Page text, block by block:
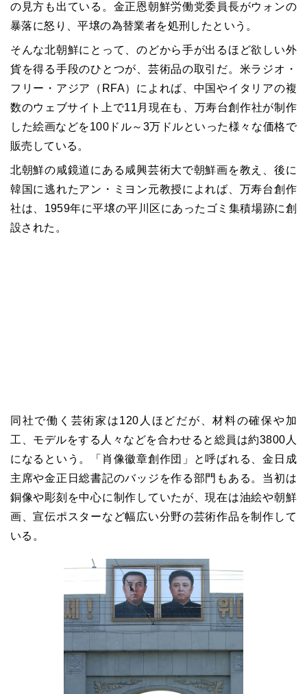
の見方も出ている。金正恩朝鮮労働党委員長がウォンの
暴落に怒り、平壌の為替業者を処刑したという。
そんな北朝鮮にとって、のどから手が出るほど欲しい外
貨を得る手段のひとつが、芸術品の取引だ。米ラジオ・
フリー・アジア（RFA）によれば、中国やイタリアの複
数のウェブサイト上で11月現在も、万寿台創作社が制作
した絵画などを100ドル～3万ドルといった様々な価格で
販売している。
北朝鮮の咸鏡道にある咸興芸術大で朝鮮画を教え、後に
韓国に逃れたアン・ミヨン元教授によれば、万寿台創作
社は、1959年に平壌の平川区にあったゴミ集積場跡に創
設された。
同社で働く芸術家は120人ほどだが、材料の確保や加
工、モデルをする人々などを合わせると総員は約3800人
になるという。「肖像徽章創作団」と呼ばれる、金日成
主席や金正日総書記のバッジを作る部門もある。当初は
銅像や彫刻を中心に制作していたが、現在は油絵や朝鮮
画、宣伝ポスターなど幅広い分野の芸術作品を制作して
いる。